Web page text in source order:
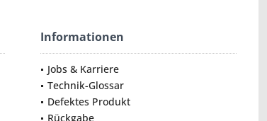
Informationen
Jobs & Karriere
Technik-Glossar
Defektes Produkt
Rückgabe